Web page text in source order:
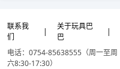
联系我
们
|
关于玩具巴
巴
|
电话：0754-85638555（周一至周
六8:30-17:30）